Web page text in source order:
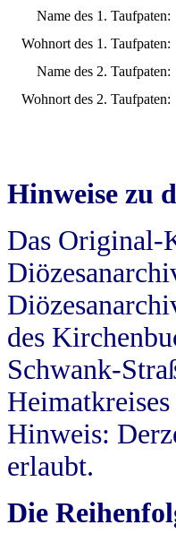
Name des 1. Taufpaten:
Wohnort des 1. Taufpaten:
Name des 2. Taufpaten:
Wohnort des 2. Taufpaten:
Hinweise zu
Das Original-
des
Schwank-
Hinweis:
erlaubt.
Die